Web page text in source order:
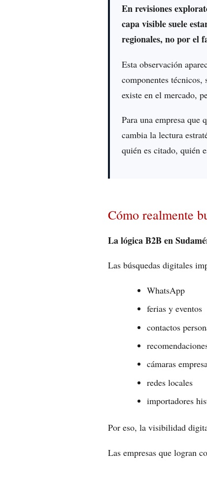
En revisiones
capa visible suele
regionales, no por el
Esta observación
componentes
existe en el mercado,
Para una empresa que
cambia la lectura
quién es citado, quién
Cómo realmente
La lógica B2B en
Las búsquedas digitales
WhatsApp
ferias y eventos
contactos
cámaras
redes locales
importadores
Por eso, la visibilidad
Las empresas que logran